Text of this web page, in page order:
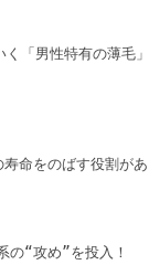
「男性特有の薄毛
命をのばす役割が
の“攻め”を投入！